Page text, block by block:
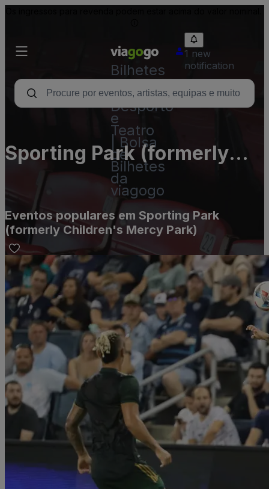
Bilhetes
-
Concertos,
Desporto
e
Teatro
| Bolsa
de
Bilhetes
da
viagogo
1 new
notification
Sporting Park (formerly
Children's Mercy Park)
Eventos populares em Sporting Park
(formerly Children's Mercy Park)